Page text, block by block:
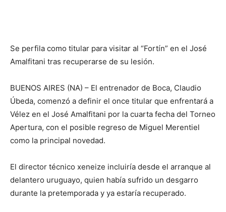
Se perfila como titular para visitar al “Fortín” en el José
Amalfitani tras recuperarse de su lesión.
BUENOS AIRES (NA) – El entrenador de Boca, Claudio
Úbeda, comenzó a definir el once titular que enfrentará a
Vélez en el José Amalfitani por la cuarta fecha del Torneo
Apertura, con el posible regreso de Miguel Merentiel
como la principal novedad.
El director técnico xeneize incluiría desde el arranque al
delantero uruguayo, quien había sufrido un desgarro
durante la pretemporada y ya estaría recuperado.